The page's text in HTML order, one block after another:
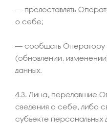
– предоставлять
о себе;
– сообщать Оператору
(обновлении,
данных.
4.3. Лица, передавшие
сведения о себе, либо
субъекте персональных